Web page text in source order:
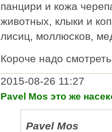
панцири и кожа
животных, клыки и
лисиц, моллюсков,
Короче надо
2015-08-26 11:27
Pavel Mos это же
Pavel Mos